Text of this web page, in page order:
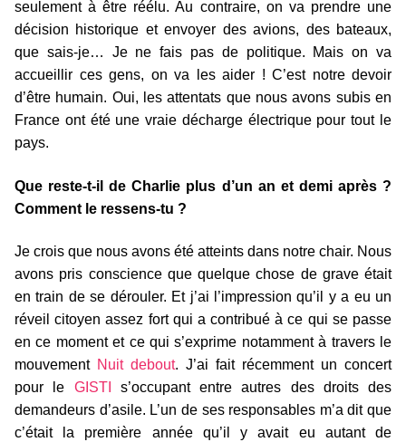
seulement à être réélu. Au contraire, on va prendre une
décision historique et envoyer des avions, des bateaux,
que sais-je… Je ne fais pas de politique. Mais on va
accueillir ces gens, on va les aider ! C’est notre devoir
d’être humain. Oui, les attentats que nous avons subis en
France ont été une vraie décharge électrique pour tout le
pays.
Que reste-t-il de Charlie plus d’un an et demi après ?
Comment le ressens-tu ?
Je crois que nous avons été atteints dans notre chair. Nous
avons pris conscience que quelque chose de grave était
en train de se dérouler. Et j’ai l’impression qu’il y a eu un
réveil citoyen assez fort qui a contribué à ce qui se passe
en ce moment et ce qui s’exprime notamment à travers le
mouvement Nuit debout. J’ai fait récemment un concert
pour le GISTI
s’occupant entre autres des droits des
demandeurs d’asile. L’un de ses responsables m’a dit que
c’était la première année qu’il y avait eu autant de